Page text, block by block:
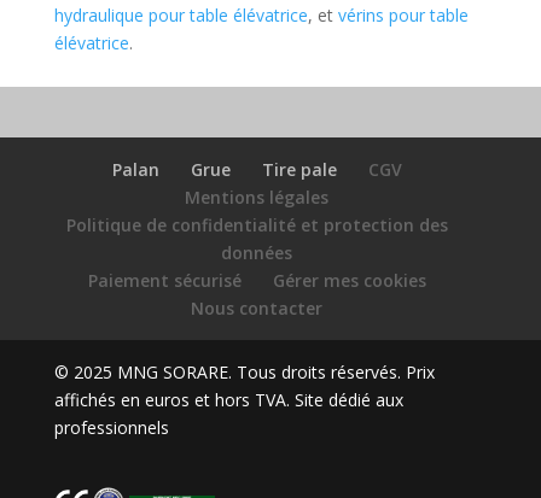
hydraulique pour table élévatrice, et vérins pour table
élévatrice.
Palan Grue Tire pale
CGV
Mentions légales
Politique de confidentialité et protection des
données
Paiement sécurisé
Gérer mes cookies
Nous contacter
© 2025 MNG SORARE. Tous droits réservés. Prix
affichés en euros et hors TVA. Site dédié aux
professionnels